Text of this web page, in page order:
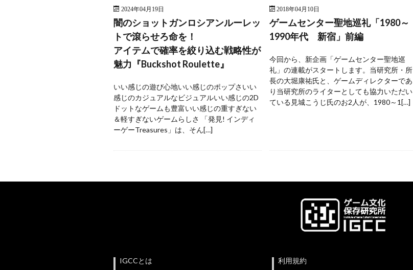
2024年04月19日
闇のショットガンロシアンルーレッ
トで滾らせろ命を！
アイテムで確率を絞り込む戦略性が
魅力『Buckshot Roulette』
いい感じの遊び心地いい感じのポップさいい
感じのカジュアルなビジュアルいい感じの2D
ドットなゲームも豊富いい感じの重すぎない
＆軽すぎないゲームらしさ 「発見! インディ
ーゲーTreasures」は、そん[…]
2018年04月10日
ゲームセンター聖地巡礼「1980～
1990年代 新宿」前編
今回から、新企画「ゲームセンター聖地巡
礼」の連載がスタートします。当研究所・所
長の大堀康祐氏と、ゲームディレクターであ
り当研究所のライターとしても協力いただい
ている見城こうじ氏のお2人が、1980～1[…]
IGCCとは
利用規約